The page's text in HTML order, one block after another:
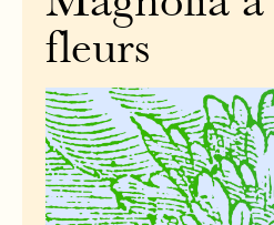
fleurs